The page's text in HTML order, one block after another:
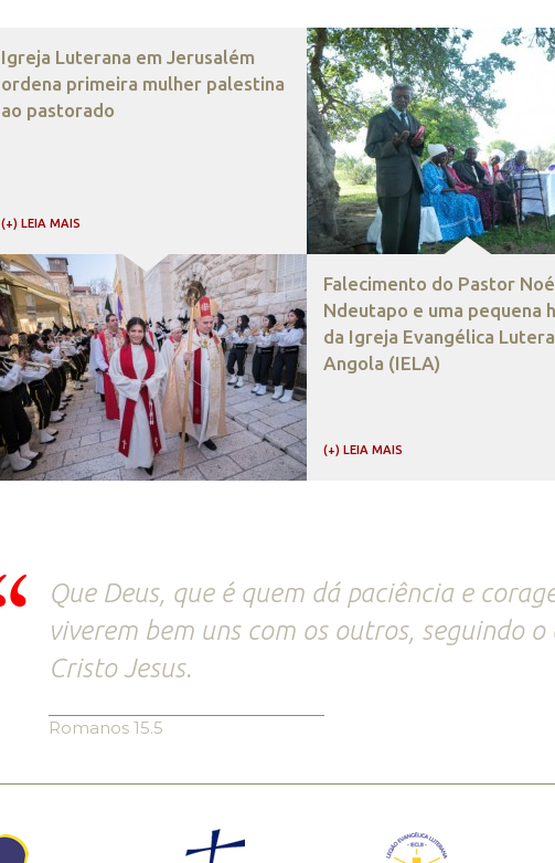
Igreja Luterana em Jerusalém
ordena primeira mulher palestina
ao pastorado
(+) LEIA MAIS
Falecimento do Pastor Noé
Ndeutapo e uma pequena
da Igreja Evangélica
Angola (IELA)
(+) LEIA MAIS
Que Deus, que é quem dá paciência e
viverem bem uns com os outros, seguindo o
Cristo Jesus.
Romanos 15.5